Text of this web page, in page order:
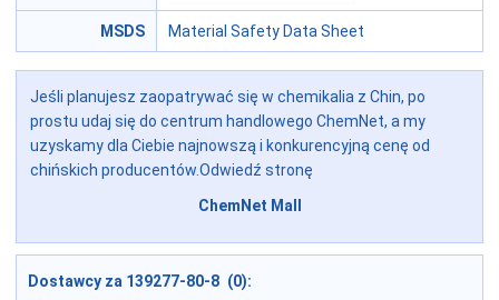
MSDS Material Safety Data Sheet
Jeśli planujesz zaopatrywać się w chemikalia z Chin, po
prostu udaj się do centrum handlowego ChemNet, a my
uzyskamy dla Ciebie najnowszą i konkurencyjną cenę od
chińskich producentów.Odwiedź stronę
ChemNet Mall
Dostawcy za 139277-80-8 (0):